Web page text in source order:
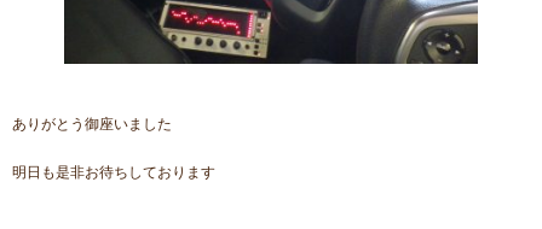
ありがとう御座いました
明日も是非お待ちしております